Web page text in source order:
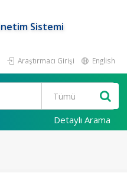
Sistemi
Araştırmacı Girişi English
Detaylı Arama